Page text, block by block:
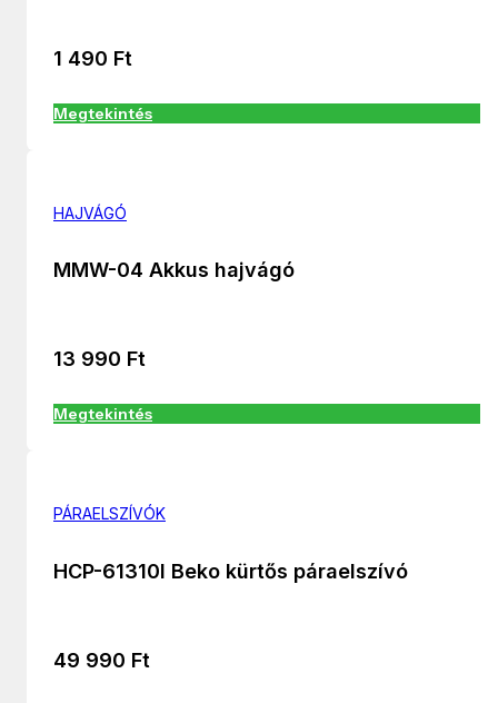
1 490 Ft
Megtekintés
HAJVÁGÓ
MMW-04 Akkus hajvágó
13 990 Ft
Megtekintés
PÁRAELSZÍVÓK
HCP-61310I Beko kürtős páraelszívó
49 990 Ft